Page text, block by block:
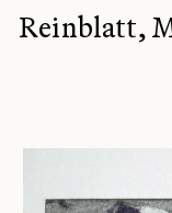
Reinblatt,